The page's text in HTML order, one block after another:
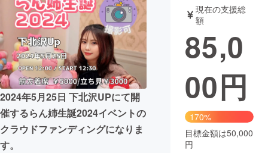
アート・写真 音楽
テクノロジー・ガジェット ゲーム・
映像・映画 書籍・雑誌
ビジネス・起業 チャレンジ
まちづくり・地域活性化
2024年5月25日 下北沢UPにて開
催するらん姉生誕2024イベントの
クラウドファンディングになりま
す。
現在の支援総
額
85,0
00円
170%
目標金額は50,000
円